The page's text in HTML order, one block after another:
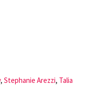
, Stephanie Arezzi, Talia